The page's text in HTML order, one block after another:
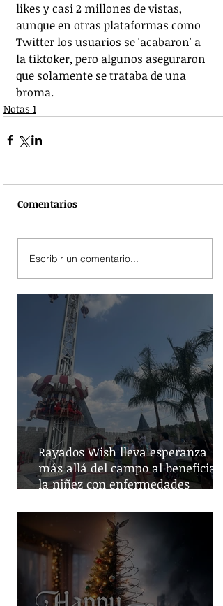
likes y casi 2 millones de vistas,
aunque en otras plataformas como
Twitter los usuarios se 'acabaron' a
la tiktoker, pero algunos aseguraron
que solamente se trataba de una
broma.
Notas 1
Comentarios
Escribir un comentario...
Rayados Wish lleva esperanza
más allá del campo al beneficiar a
la niñez con enfermedades